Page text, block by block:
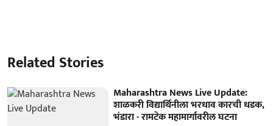
Related Stories
Maharashtra News Live Update:
शाळकरी विद्यार्थिनीला भरधाव कारची धडक,
भंडारा - रामटेक महामार्गावरील घटना